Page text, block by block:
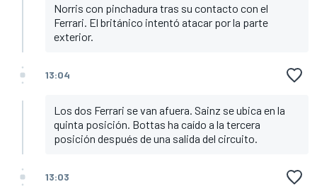
Norris con pinchadura tras su contacto con el
Ferrari. El británico intentó atacar por la parte
exterior.
13:04
Los dos Ferrari se van afuera. Sainz se ubica en la
quinta posición. Bottas ha caído a la tercera
posición después de una salida del circuito.
13:03